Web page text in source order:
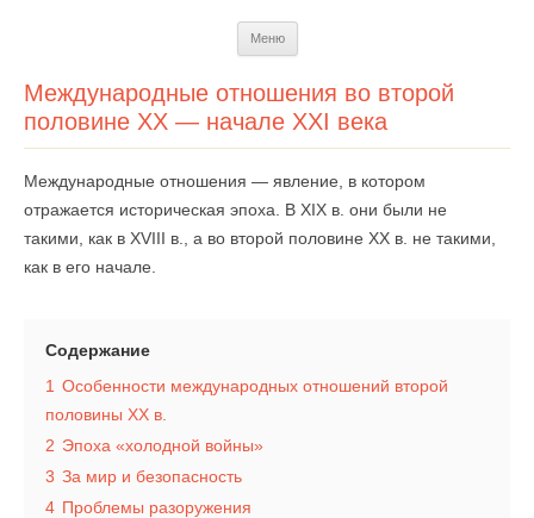
Меню
Международные отношения во второй
половине XX — начале XXI века
Международные отношения — явление, в котором
отражается историческая эпоха. В XIX в. они были не
такими, как в XVIII в., а во второй половине XX в. не такими,
как в его начале.
Содержание
1 Особенности международных отношений второй
половины XX в.
2 Эпоха «холодной войны»
3 За мир и безопасность
4 Проблемы разоружения